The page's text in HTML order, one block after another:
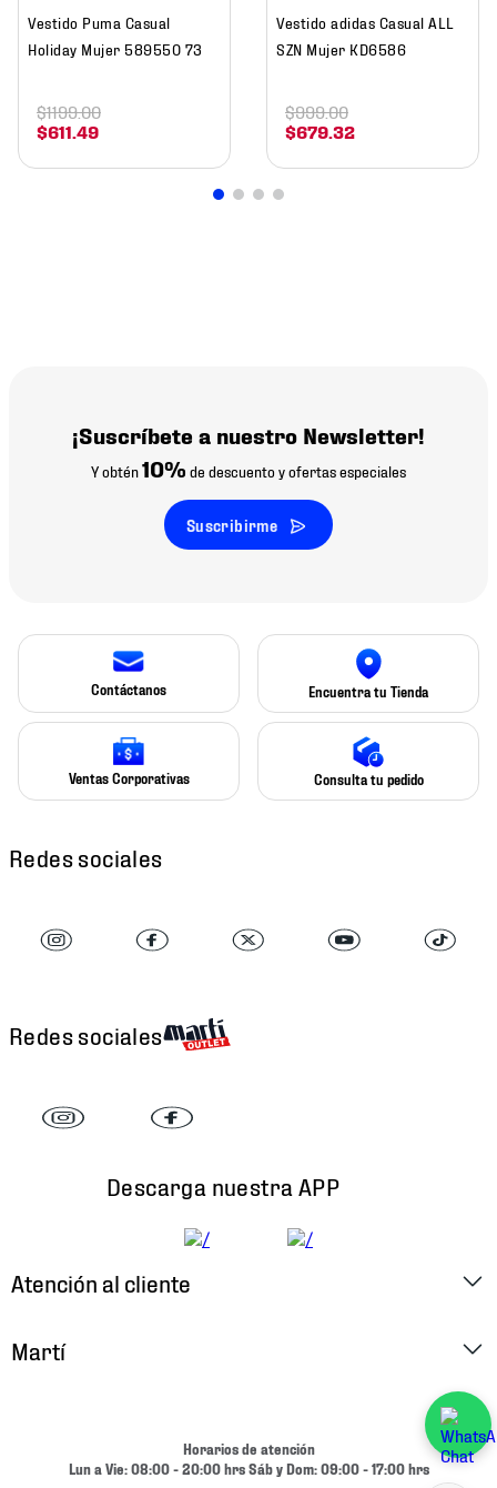
Vestido Puma Casual
Holiday Mujer 589550 73
$611 49
$1199.00
Vestido adidas Casual ALL
SZN Mujer KD6586
$679 32
$999.00
¡Suscríbete a nuestro Newsletter!
Y obtén10% de descuento y ofertas especiales
Suscribirme
Contáctanos Encuentra tu Tienda
Ventas Corporativas Consulta tu pedido
Redes sociales
Redes sociales
Descarga nuestra APP
Atención al cliente
Cambios y Devoluciones
Martí
Horarios de atención
Lun a Vie: 08:00 - 20:00 hrs Sáb y Dom: 09:00 - 17:00 hrs